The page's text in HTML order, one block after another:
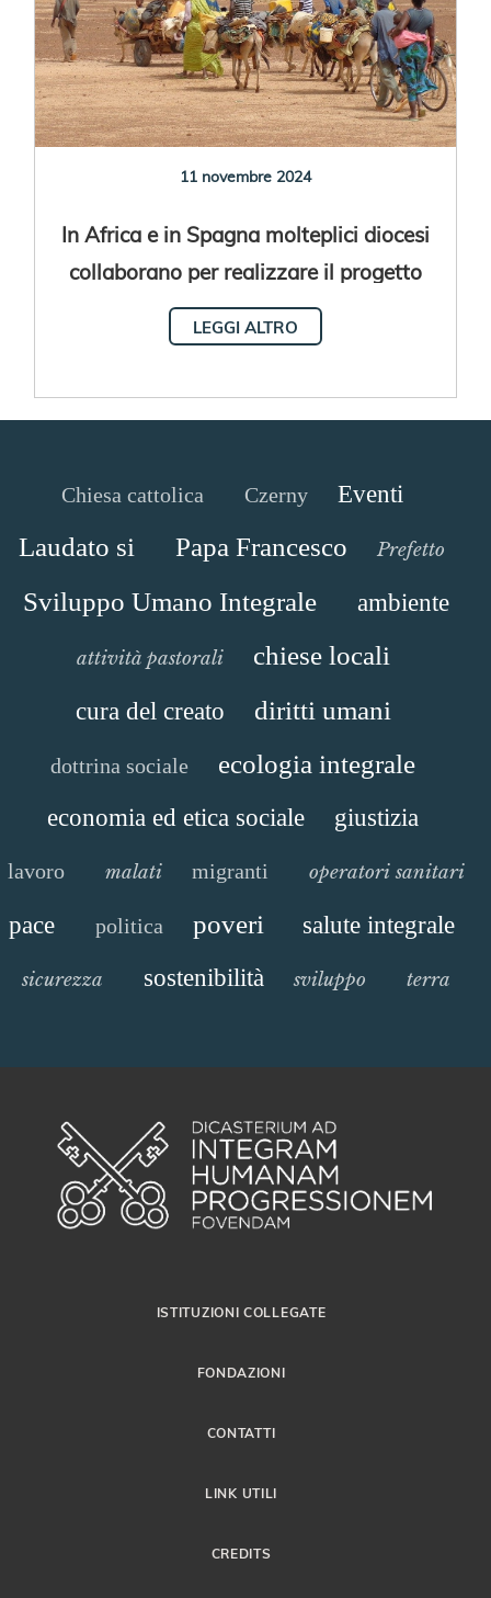
11 novembre 2024
In Africa e in Spagna molteplici diocesi
collaborano per realizzare il progetto
dell'Ospitalità Atlantica
LEGGI ALTRO
Chiesa cattolica Czerny Eventi
Laudato si Papa Francesco Prefetto
Sviluppo Umano Integrale ambiente
attività pastorali chiese locali
cura del creato diritti umani
dottrina sociale ecologia integrale
economia ed etica sociale giustizia
lavoro malati migranti operatori sanitari
pace politica poveri salute integrale
sicurezza sostenibilità sviluppo terra
ISTITUZIONI COLLEGATE
FONDAZIONI
CONTATTI
LINK UTILI
CREDITS